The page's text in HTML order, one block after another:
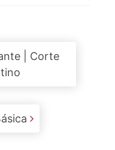
| Corte